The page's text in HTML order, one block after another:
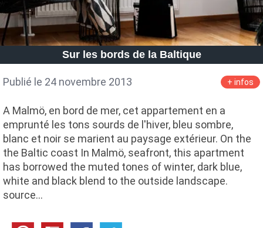
Sur les bords de la Baltique
Publié le 24 novembre 2013 + infos
A Malmö, en bord de mer, cet appartement en a
emprunté les tons sourds de l'hiver, bleu sombre,
blanc et noir se marient au paysage extérieur. On the
the Baltic coast In Malmö, seafront, this apartment
has borrowed the muted tones of winter, dark blue,
white and black blend to the outside landscape.
source…